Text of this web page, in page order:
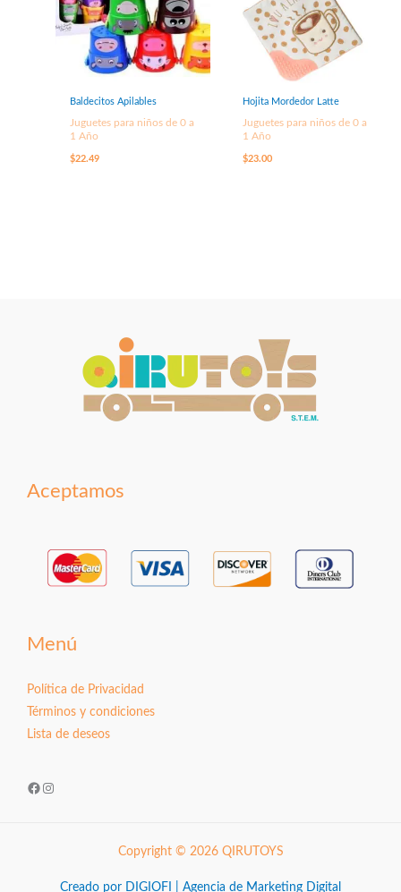
Baldecitos Apilables
Juguetes para niños de 0 a
1 Año
$22.49
Hojita Mordedor Latte
Juguetes para niños de 0 a
1 Año
$23.00
Aceptamos
Menú
Política de Privacidad
Términos y condiciones
Lista de deseos
Facebook
Instagram
Copyright © 2026 QIRUTOYS
Creado por DIGIOFI | Agencia de Marketing Digital